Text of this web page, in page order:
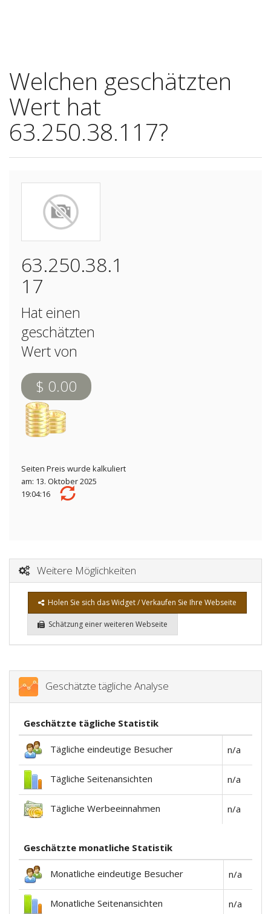
Welchen geschätzten
Wert hat
63.250.38.117?
63.250.38.1
17
Hat einen
geschätzten
Wert von
$ 0.00
Seiten Preis wurde kalkuliert
am: 13. Oktober 2025
19:04:16
Weitere Möglichkeiten
Holen Sie sich das Widget / Verkaufen Sie Ihre Webseite
Schätzung einer weiteren Webseite
Geschätzte tägliche Analyse
Geschätzte tägliche Statistik
Tägliche eindeutige Besucher n/a
Tägliche Seitenansichten n/a
Tägliche Werbeeinnahmen n/a
Geschätzte monatliche Statistik
Monatliche eindeutige Besucher n/a
Monatliche Seitenansichten n/a